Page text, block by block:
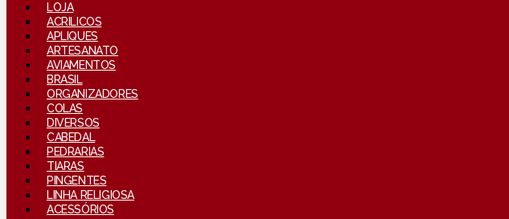
LOJA
ACRILICOS
APLIQUES
ARTESANATO
AVIAMENTOS
BRASIL
ORGANIZADORES
COLAS
DIVERSOS
CABEDAL
PEDRARIAS
TIARAS
PINGENTES
LINHA RELIGIOSA
ACESSÓRIOS